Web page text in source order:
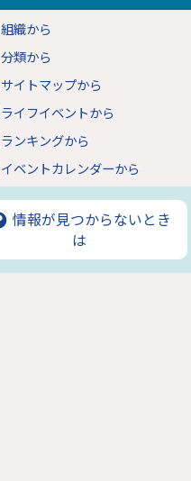
組織から
分類から
サイトマップから
ライフイベントから
ランキングから
イベントカレンダーから
情報が見つからないとき
は